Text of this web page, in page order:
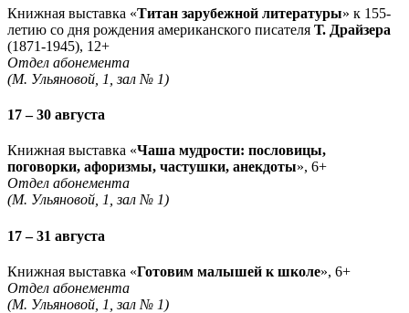
Книжная выставка «Титан зарубежной литературы» к 155-
летию со дня рождения американского писателя Т. Драйзера
(1871-1945), 12+
Отдел абонемента
(М. Ульяновой, 1, зал № 1)
17 – 30 августа
Книжная выставка «Чаша мудрости: пословицы,
поговорки, афоризмы, частушки, анекдоты», 6+
Отдел абонемента
(М. Ульяновой, 1, зал № 1)
17 – 31 августа
Книжная выставка «Готовим малышей к школе», 6+
Отдел абонемента
(М. Ульяновой, 1, зал № 1)